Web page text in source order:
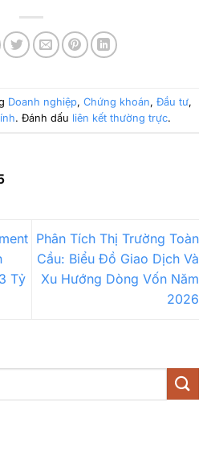
Doanh nghiệp, Chứng khoán, Đầu tư,
. Đánh dấu liên kết thường trực.
Tỷ
Phân Tích Thị Trường Toàn
Cầu: Biểu Đồ Giao Dịch Và
Xu Hướng Dòng Vốn Năm
2026